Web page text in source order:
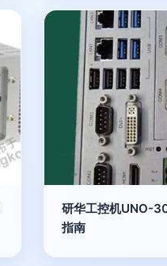
研华工控机UNO-
指南